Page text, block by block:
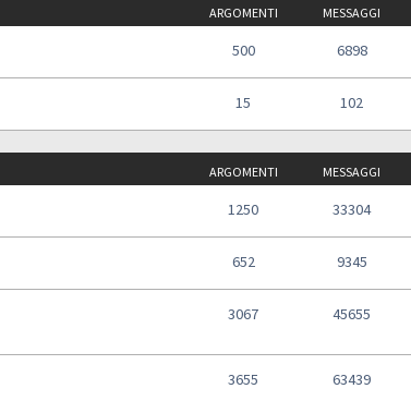
ARGOMENTI MESSAGGI
500 6898
15 102
ARGOMENTI MESSAGGI
1250 33304
652 9345
3067 45655
3655 63439